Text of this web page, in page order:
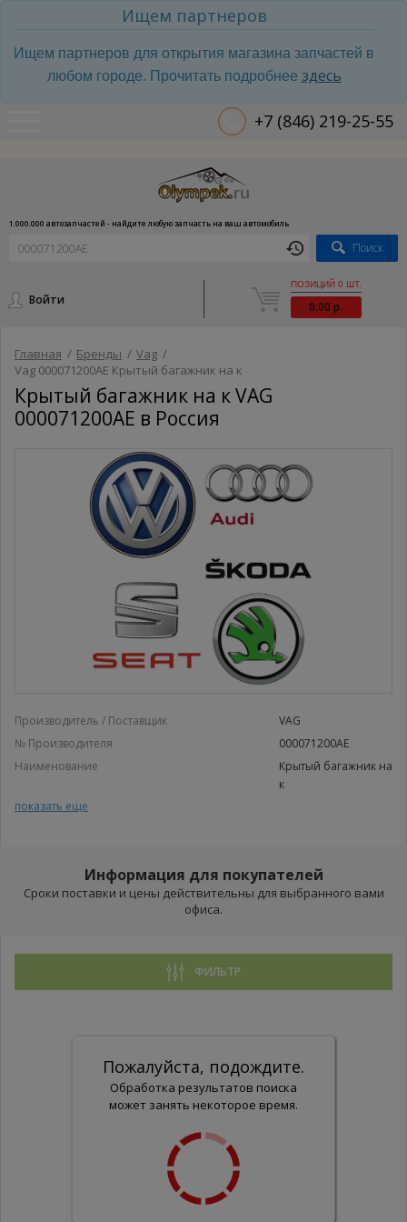
Ищем партнеров
Ищем партнеров для открытия магазина запчастей в
любом городе. Прочитать подробнее здесь
+7 (846) 219-25-55
1.000.000 автозапчастей - найдите любую запчасть на ваш автомобиль
Поиск
Войти
ПОЗИЦИЙ 0 ШТ.
0.00 р.
Главная / Бренды / Vag /
Vag 000071200AE Крытый багажник на к
Крытый багажник на к VAG
000071200AE в Россия
Производитель / Поставщик
VAG
№ Производителя
000071200AE
Наименование
Крытый багажник на
к
Крытый багажник на к
показать еще
Информация для покупателей
Сроки поставки и цены действительны для выбранного вами
офиса.
ФИЛЬТР
Пожалуйста, подождите.
Обработка результатов поиска
может занять некоторое время.